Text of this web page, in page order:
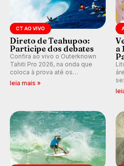
CT AO VIVO
Direto de Teahupoo:
Participe dos debates
Confira ao vivo o Outerknown
Tahiti Pro 2026, na onda que
coloca à prova até os
melhores surfistas do mundo.
leia mais »
a
de